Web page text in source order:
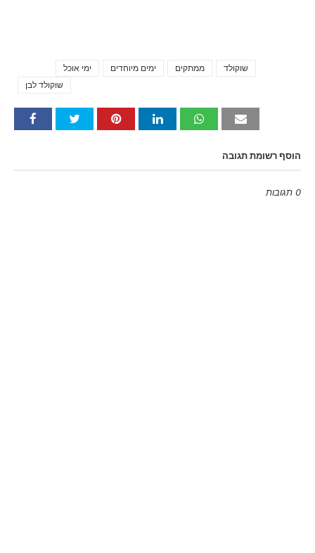
ימי אוכל ימים מיוחדים ממתקים
שוקולד
שוקולד לבן
הוסף רשומת תגובה
0 תגובות